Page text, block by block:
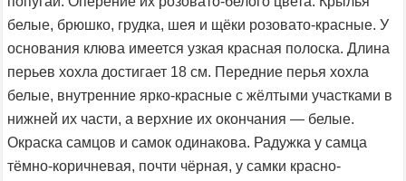
белые, брюшко, грудка, шея и щёки розовато-красные. У
основания клюва имеется узкая красная полоска. Длина
перьев хохла достигает 18 см. Передние перья хохла
белые, внутренние ярко-красные с жёлтыми участками в
нижней их части, а верхние их окончания — белые.
Окраска самцов и самок одинакова. Радужка у самца
тёмно-коричневая, почти чёрная, у самки красно-